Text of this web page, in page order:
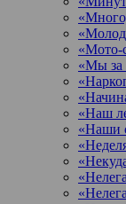
«Мото-
«Мы за
«Наш
«Наши